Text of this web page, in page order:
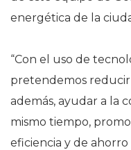
energética de la
“Con el uso de
pretendemos
además, ayudar a la
mismo tiempo,
eficiencia y de